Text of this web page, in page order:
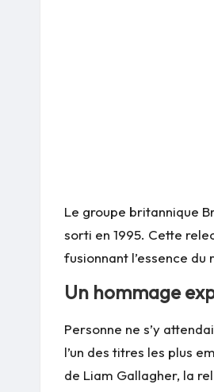
Le groupe britannique
sorti en 1995. Cette
fusionnant l’essence
Un hommage
Personne ne s’y
l’un des titres les plus
de Liam Gallagher, la